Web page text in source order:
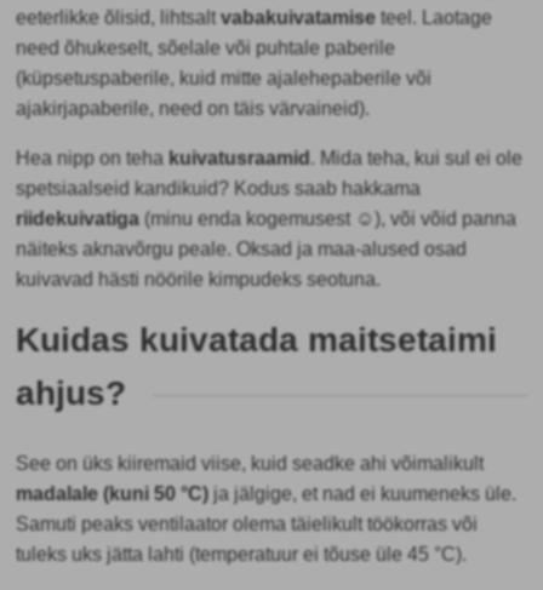
eeterlikke õlisid, lihtsaltvabakuivatamise teel. Laotage
need õhukeselt, sõelale või puhtale paberile
(küpsetuspaberile, kuid mitte ajalehepaberile või
ajakirjapaberile, need on täis värvaineid).
Hea nipp on teha kuivatusraamid. Mida teha, kui sul ei ole
spetsiaalseid kandikuid? Kodus saab hakkama
riidekuivatiga (minu enda kogemusest ☺), või võid panna
näiteks aknavõrgu peale. Oksad ja maa-alused osad
kuivavad hästi nöörile kimpudeks seotuna.
Kuidas kuivatada maitsetaimi
ahjus?
See on üks kiiremaid viise, kuid seadke ahivõimalikult
madalale (kuni 50 °C) ja jälgige, et nad ei kuumeneks üle.
Samuti peaks ventilaator olema täielikult töökorras või
tuleks uks jätta lahti (temperatuur ei tõuse üle 45 °C).